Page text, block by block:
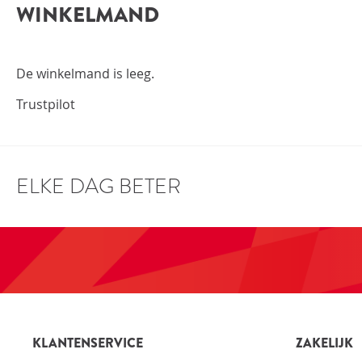
WINKELMAND
De winkelmand is leeg.
Trustpilot
ELKE DAG BETER
KLANTENSERVICE ZAKELIJK